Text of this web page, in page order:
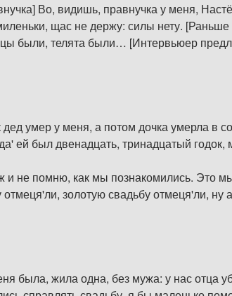
Во, видишь, правнучка у меня,
щас не держу: силы нету.
были, телята были… [Интервьюер
умер у меня, а потом дочка умерла в
ей был двенадцать, тринадцатый годок,
не помню, как мы познакомились. Это
золотую свадьбу отмеця'ли, ну
была, жила одна, без мужа: у нас отца